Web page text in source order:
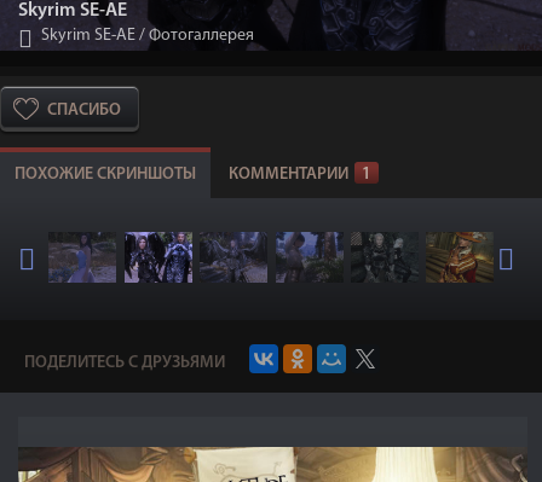
Skyrim SE-AE
Skyrim SE-АЕ / Фотогаллерея
СПАСИБО
ПОХОЖИЕ СКРИНШОТЫ КОММЕНТАРИИ 1
ПОДЕЛИТЕСЬ С ДРУЗЬЯМИ